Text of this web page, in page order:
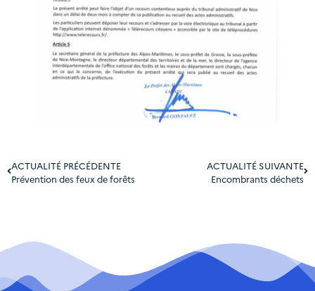
ACTUALITÉ PRÉCÉDENTE
Prévention des feux de forêts
ACTUALITÉ SUIVANTE
Encombrants déchets